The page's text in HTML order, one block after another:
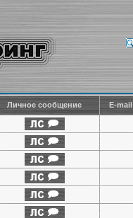
Личное сообщение E-